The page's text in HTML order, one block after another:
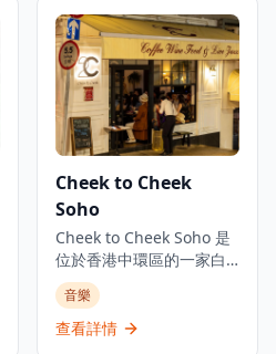
和美好時光。
11:30開放這個小型髮廊，
將其變成一個偽爵士酒
吧，提供現場表演。該場
所被形容為城中最獨家的
髮廊之一，只提供剪髮服
務，不提供電髮或染髮服
務。這個秘密音樂場所提
港最親密的環境中體驗現
場音樂。這個空間代表著
獨特的文化沉浸體驗，讓
訪客可以品味城市的生活
方式，將專業髮型服務與
地下爵士文化結合。
Cheek to Cheek
Soho
Cheek to Cheek Soho 是
位於香港中環區的一家白
天是舒適咖啡店，晚上是
爵士酒吧的場所。這個親
密的場地每週數晚都有現
音樂
查看詳情